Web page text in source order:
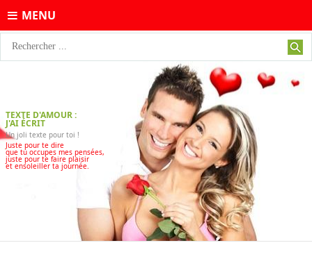
MENU
TEXTE D'AMOUR :
J'AI ÉCRIT
Un joli texte pour toi !
Juste pour te dire
que tu occupes mes pensées,
juste pour te faire plaisir
et ensoleiller ta journée.